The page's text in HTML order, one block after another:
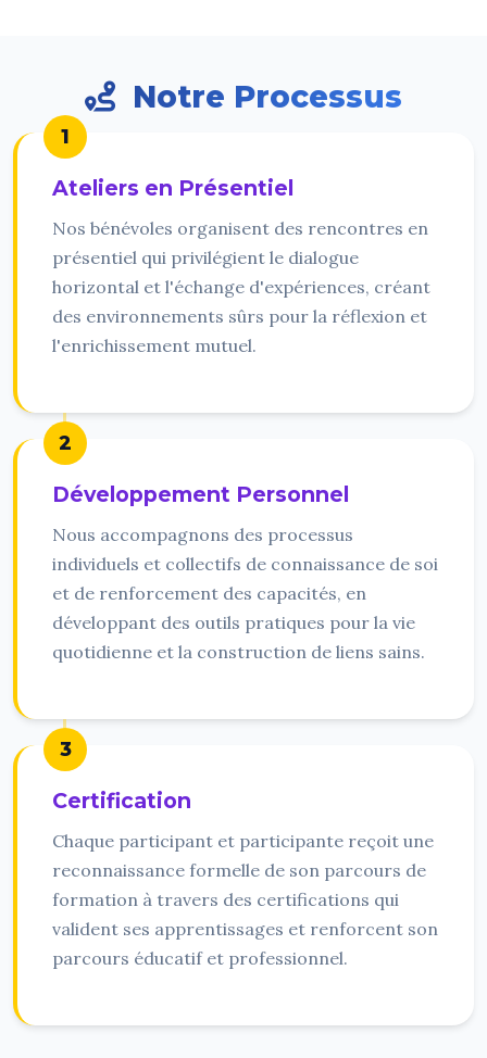
Notre Processus
1
Ateliers en Présentiel
Nos bénévoles organisent des rencontres en
présentiel qui privilégient le dialogue
horizontal et l'échange d'expériences, créant
des environnements sûrs pour la réflexion et
l'enrichissement mutuel.
2
Développement Personnel
Nous accompagnons des processus
individuels et collectifs de connaissance de soi
et de renforcement des capacités, en
développant des outils pratiques pour la vie
quotidienne et la construction de liens sains.
3
Certification
Chaque participant et participante reçoit une
reconnaissance formelle de son parcours de
formation à travers des certifications qui
valident ses apprentissages et renforcent son
parcours éducatif et professionnel.